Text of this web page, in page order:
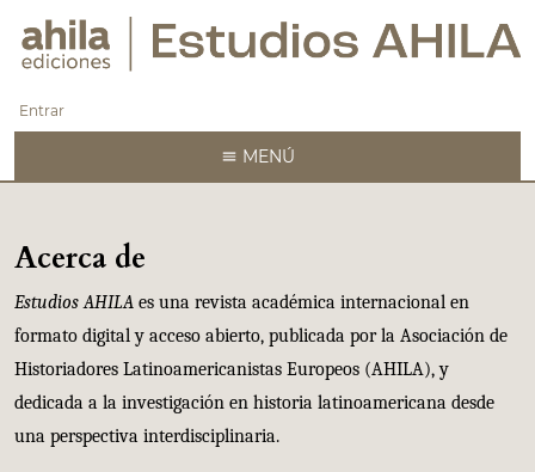
Entrar
MENÚ
Acerca de
Estudios AHILA es una revista académica internacional en
formato digital y acceso abierto, publicada por la Asociación de
Historiadores Latinoamericanistas Europeos (AHILA), y
dedicada a la investigación en historia latinoamericana desde
una perspectiva interdisciplinaria.